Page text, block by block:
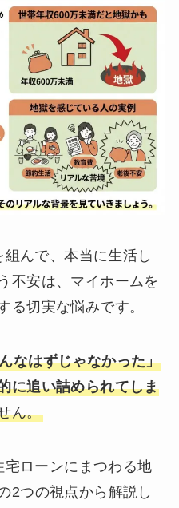
組んで、本当に生活し
不安は、マイホームを
る切実な悩みです。
なはずじゃなかった」
に追い詰められてしま
ん。
ローンにまつわる地
2つの視点から解説し